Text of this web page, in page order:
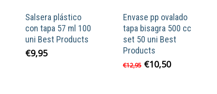
Salsera plástico
con tapa 57 ml 100
uni Best Products
€9,95
Envase pp ovalado
tapa bisagra 500 cc
set 50 uni Best
Products
€12,95 El
€10,50El